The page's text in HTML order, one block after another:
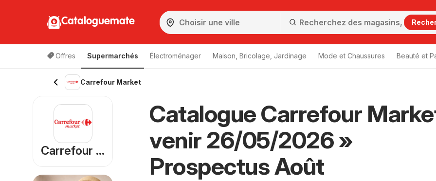
Cataloguemate
Offres Supermarchés Électroménager Maison, Bricolage, Jardinage Mode et Chaussures Beauté et
Carrefour Market
Catalogue Carrefour
venir 26/05/2026 »
Prospectus Août
Carrefour Market